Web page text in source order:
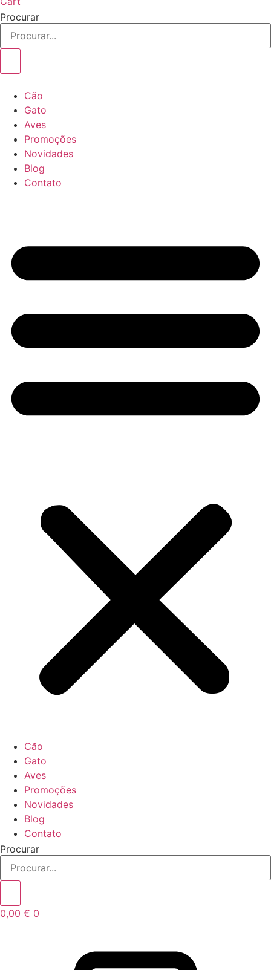
Procurar
Cão
Gato
Aves
Promoções
Novidades
Blog
Contato
Cão
Gato
Aves
Promoções
Novidades
Blog
Contato
Procurar
0,00 € 0